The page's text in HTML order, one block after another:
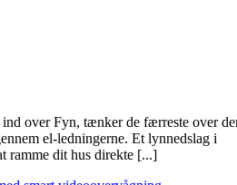
over Fyn, tænker de færreste over
el-ledningerne. Et lynnedslag i
ramme dit hus direkte [...]